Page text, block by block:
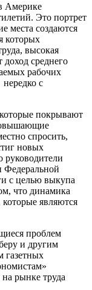
Америке
Это портрет
места создаются
которых
высокая
доход среднего
рабочих
с
покрывают
спросить,
новых
руководители
Федеральной
с целью выкупа
что динамика
являются
проблем
и другим
газетных
рынке труда